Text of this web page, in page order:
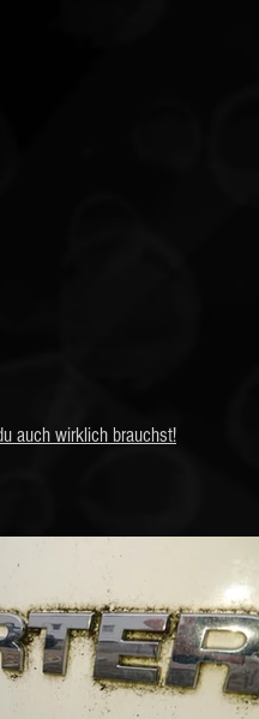
auch wirklich brauchst!